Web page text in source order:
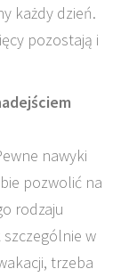
każdy dzień.
pozostają i
nawyki
pozwolić na
rodzaju
w
trzeba